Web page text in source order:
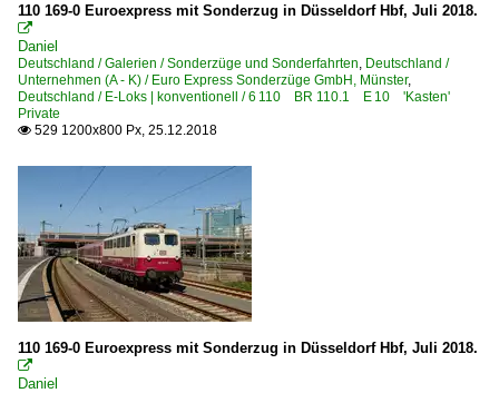
110 169-0 Euroexpress mit Sonderzug in Düsseldorf Hbf, Juli 2018.

Daniel
Deutschland / Galerien / Sonderzüge und Sonderfahrten, Deutschland /
Unternehmen (A - K) / Euro Express Sonderzüge GmbH, Münster,
Deutschland / E-Loks | konventionell / 6 110 BR 110.1 E 10 'Kasten'
Private
 529 1200x800 Px, 25.12.2018
110 169-0 Euroexpress mit Sonderzug in Düsseldorf Hbf, Juli 2018.

Daniel